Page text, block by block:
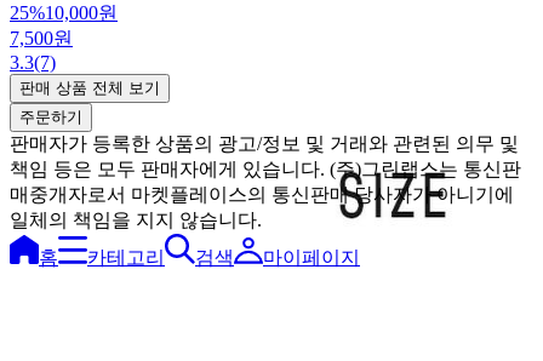
25%10,000원
7,500원
3.3(7)
판매 상품 전체 보기
주문하기
판매자가 등록한 상품의 광고/정보 및 거래와 관련된 의무 및
책임 등은 모두 판매자에게 있습니다. (주)그린랩스는 통신판
매중개자로서 마켓플레이스의 통신판매 당사자가 아니기에
일체의 책임을 지지 않습니다.
홈
카테고리 검색 마이페이지